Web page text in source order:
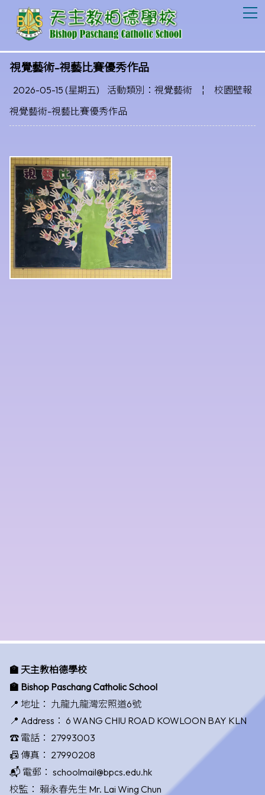
視覺藝術-視藝比賽優秀作品
2026-05-15 (星期五) 活動類別：視覺藝術 ¦
校園壁報
視覺藝術-視藝比賽優秀作品
🏫 天主教柏德學校
🏫 Bishop Paschang Catholic School
📍 地址： 九龍九龍灣宏照道6號
📍 Address： 6 WANG CHIU ROAD KOWLOON BAY KLN
☎️ 電話： 27993003
📠 傳真： 27990208
📬 電郵： schoolmail@bpcs.edu.hk
校監： 賴永春先生 Mr. Lai Wing Chun